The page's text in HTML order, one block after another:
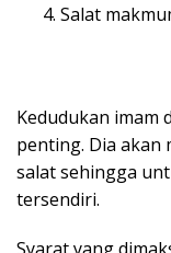
Salat
Kedudukan imam
penting. Dia akan
salat sehingga
tersendiri.